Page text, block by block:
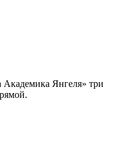
Академика Янгеля» три